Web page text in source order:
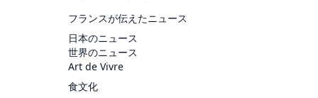
フランスが伝えたニュース
日本のニュース
世界のニュース
Art de Vivre
食文化